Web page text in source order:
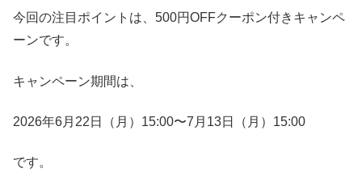
今回の注目ポイントは、500円OFFクーポン付きキャンペ
ーンです。
キャンペーン期間は、
2026年6月22日（月）15:00〜7月13日（月）15:00
です。